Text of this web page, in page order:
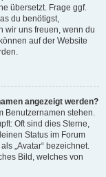
übersetzt. Frage ggf.
du benötigst,
wir uns freuen, wenn du
auf der Website
angezeigt werden?
Benutzernamen stehen.
Oft sind dies Sterne,
Status im Forum
„Avatar“ bezeichnet.
Bild, welches von